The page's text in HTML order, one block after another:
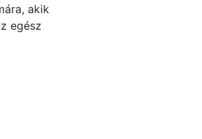
akik
egész